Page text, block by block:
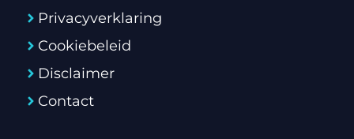
Privacyverklaring
Cookiebeleid
Disclaimer
Contact